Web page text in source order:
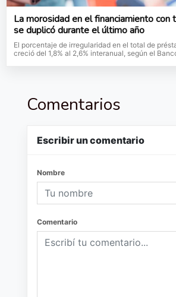
La morosidad en el financiamiento
se duplicó durante el último año
El porcentaje de irregularidad en el total de
creció del 1,8% al 2,6% interanual, según el
Comentarios
Escribir un comentario
Nombre
Comentario